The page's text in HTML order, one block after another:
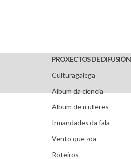
PROXECTOS DE DIFUSIÓN
Culturagalega
Álbum da ciencia
Álbum de mulleres
Irmandades da fala
Vento que zoa
Roteiros